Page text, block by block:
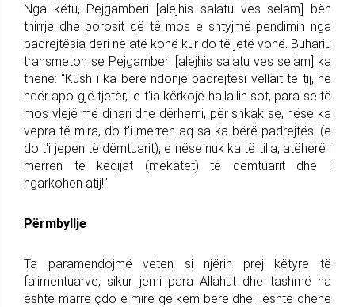
Nga këtu, Pejgamberi [alejhis salatu ves selam] bën
thirrje dhe porosit që të mos e shtyjmë pendimin nga
padrejtësia deri në atë kohë kur do të jetë vonë. Buhariu
transmeton se Pejgamberi [alejhis salatu ves selam] ka
thënë: "Kush i ka bërë ndonjë padrejtësi vëllait të tij, në
ndër apo gjë tjetër, le t'ia kërkojë hallallin sot, para se të
mos vlejë më dinari dhe dërhemi, për shkak se, nëse ka
vepra të mira, do t'i merren aq sa ka bërë padrejtësi (e
do t'i jepen të dëmtuarit), e nëse nuk ka të tilla, atëherë i
merren të këqijat (mëkatet) të dëmtuarit dhe i
ngarkohen atij!"
Përmbyllje
Ta paramendojmë veten si njërin prej këtyre të
falimentuarve, sikur jemi para Allahut dhe tashmë na
është marrë çdo e mirë që kem bërë dhe i është dhënë